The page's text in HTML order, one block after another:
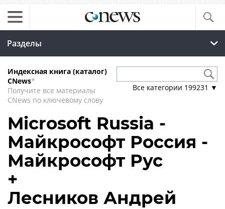
Разделы
Индексная книга (каталог)
CNews*
Получите все материалы
CNews по ключевому слову
Все категории 199231 ▼
Microsoft Russia -
Майкрософт Россия -
Майкрософт Рус
+
Лесников Андрей